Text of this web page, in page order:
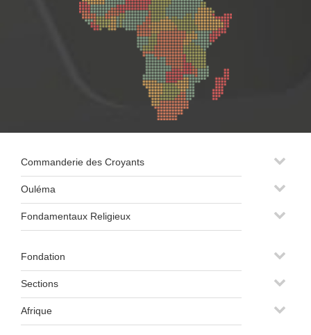
Commanderie des Croyants
Ouléma
Fondamentaux Religieux
Fondation
Sections
Afrique